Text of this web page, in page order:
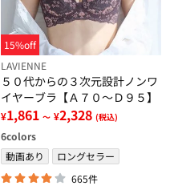
15%off
LAVIENNE
５０代からの３次元設計ノンワ
イヤーブラ【Ａ７０～Ｄ９５】
¥1,861 ～ ¥2,328 (税込)
6colors
動画あり
ロングセラー
665件